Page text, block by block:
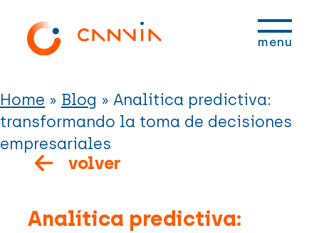
a
la
principal
al
contenido
a
la
lateral
principal
al
pie
página
menu
Home » Blog » Analítica predictiva:
transformando la toma de decisiones
empresariales
volver
Analítica predictiva: